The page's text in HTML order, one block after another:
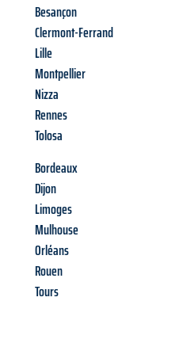
Besançon
Clermont-Ferrand
Lille
Montpellier
Nizza
Rennes
Tolosa
Bordeaux
Dijon
Limoges
Mulhouse
Orléans
Rouen
Tours